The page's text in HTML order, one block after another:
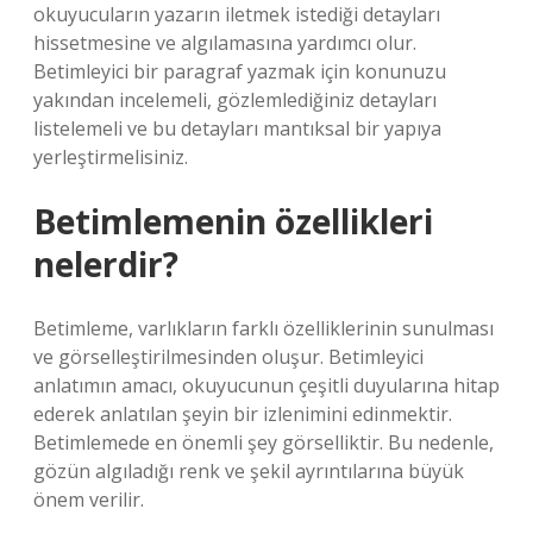
okuyucuların yazarın iletmek istediği detayları
hissetmesine ve algılamasına yardımcı olur.
Betimleyici bir paragraf yazmak için konunuzu
yakından incelemeli, gözlemlediğiniz detayları
listelemeli ve bu detayları mantıksal bir yapıya
yerleştirmelisiniz.
Betimlemenin özellikleri
nelerdir?
Betimleme, varlıkların farklı özelliklerinin sunulması
ve görselleştirilmesinden oluşur. Betimleyici
anlatımın amacı, okuyucunun çeşitli duyularına hitap
ederek anlatılan şeyin bir izlenimini edinmektir.
Betimlemede en önemli şey görselliktir. Bu nedenle,
gözün algıladığı renk ve şekil ayrıntılarına büyük
önem verilir.